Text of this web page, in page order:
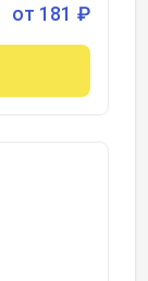
от 181 ₽